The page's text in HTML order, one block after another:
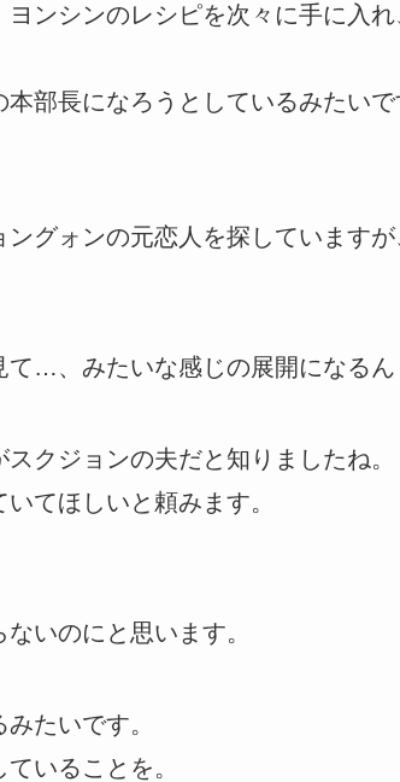
ンシンのレシピを次々に手に入
部長になろうとしているみたいで
グォンの元恋人を探しています
…、みたいな感じの展開になるん
クジョンの夫だと知りましたね。
てほしいと頼みます。
いのにと思います。
たいです。
いることを。